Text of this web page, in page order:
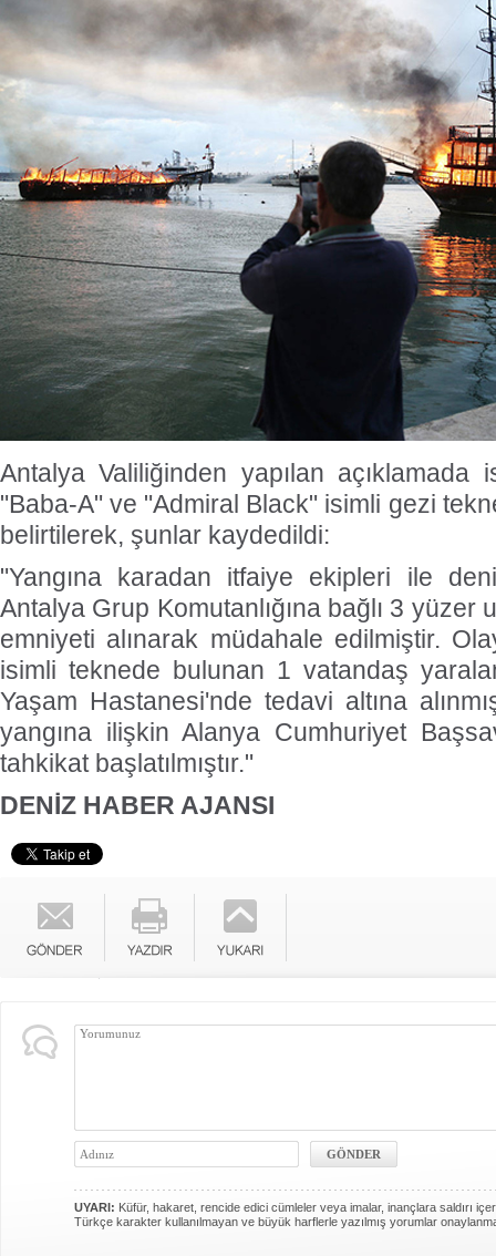
Antalya Valiliğinden yapılan açıklamada
"Baba-A" ve "Admiral Black" isimli gezi
belirtilerek, şunlar kaydedildi:
"Yangına karadan itfaiye ekipleri ile
Antalya Grup Komutanlığına bağlı 3 yüzer
emniyeti alınarak müdahale edilmiştir.
isimli teknede bulunan 1 vatandaş
Yaşam Hastanesi'nde tedavi altına
yangına ilişkin Alanya Cumhuriyet
tahkikat başlatılmıştır."
DENİZ HABER AJANSI
UYARI: Küfür, hakaret, rencide edici cümleler veya imalar, inançlara saldırı
Türkçe karakter kullanılmayan ve büyük harflerle yazılmış yorumlar